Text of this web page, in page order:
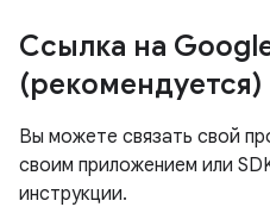
Ссылка на
(рекомендуется)
Вы можете связать свой
своим приложением или
инструкции.